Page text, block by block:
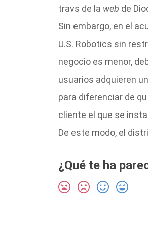
travs de la web de
Sin embargo, en el
U.S. Robotics sin
negocio es menor,
usuarios adquieren un
para diferenciar de
cliente el que se
De este modo, el
¿Qué te ha